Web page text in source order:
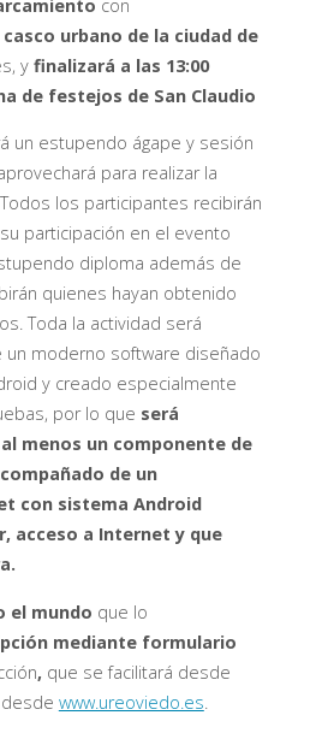
con
urbano de la ciudad de
yfinalizará a las 13:00
de festejos de San Claudio
un estupendo ágape y sesión
para realizar la
los participantes recibirán
participación en el evento
diploma además de
quienes hayan obtenido
Toda la actividad será
un moderno software diseñado
y creado especialmente
por lo que será
menos un componente de
de un
con sistema Android
acceso a Internet y que
el mundo que lo
mediante formulario
, que se facilitará desde
www.ureoviedo.es.